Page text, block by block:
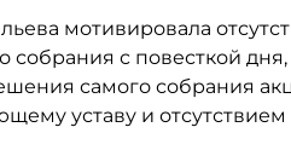
мотивировала
собрания с повесткой
самого собрания
уставу и